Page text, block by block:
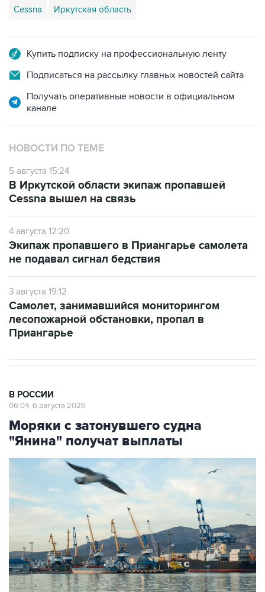
Cessna Иркутская область
Купить подписку на профессиональную ленту
Подписаться на рассылку главных новостей сайта
Получать оперативные новости в официальном
канале
НОВОСТИ ПО ТЕМЕ
5 августа 15:24
В Иркутской области экипаж пропавшей
Cessna вышел на связь
4 августа 12:20
Экипаж пропавшего в Приангарье самолета
не подавал сигнал бедствия
3 августа 19:12
Самолет, занимавшийся мониторингом
лесопожарной обстановки, пропал в
Приангарье
В РОССИИ
06:04, 6 августа 2026
Моряки с затонувшего судна
"Янина" получат выплаты